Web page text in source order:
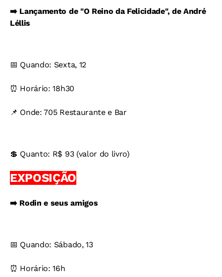
➡️ Lançamento de "O Reino da Felicidade", de André
Léllis
📅 Quando: Sexta, 12
⏰ Horário: 18h30
📌 Onde: 705 Restaurante e Bar
💲 Quanto: R$ 93 (valor do livro)
EXPOSIÇÃO
➡️ Rodin e seus amigos
📅 Quando: Sábado, 13
⏰ Horário: 16h